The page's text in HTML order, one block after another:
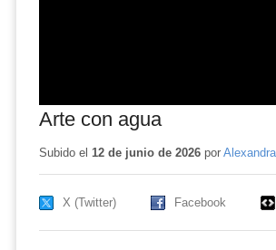
Arte con agua
Subido el 12 de junio de 2026por Alexandra
X (Twitter) Facebook